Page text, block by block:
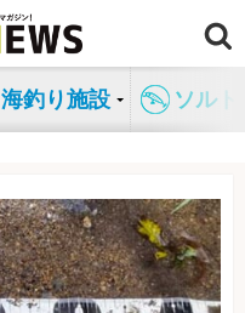
海釣り施設 ソル